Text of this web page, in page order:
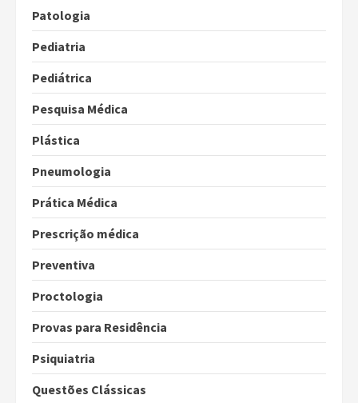
Patologia
Pediatria
Pediátrica
Pesquisa Médica
Plástica
Pneumologia
Prática Médica
Prescrição médica
Preventiva
Proctologia
Provas para Residência
Psiquiatria
Questões Clássicas